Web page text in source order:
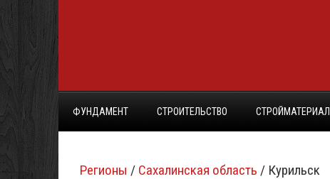
ФУНДАМЕНТ СТРОИТЕЛЬСТВО
Регионы / Сахалинская область / Курильск